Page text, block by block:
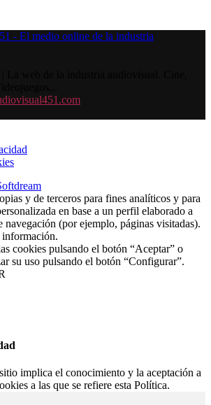
y de terceros para fines analíticos y para
en base a un perfil elaborado a
navegación (por ejemplo, páginas visitadas).
información.
cookies pulsando el botón “Aceptar” o
su uso pulsando el botón “Configurar”.
implica el conocimiento y la aceptación a
a las que se refiere esta Política.